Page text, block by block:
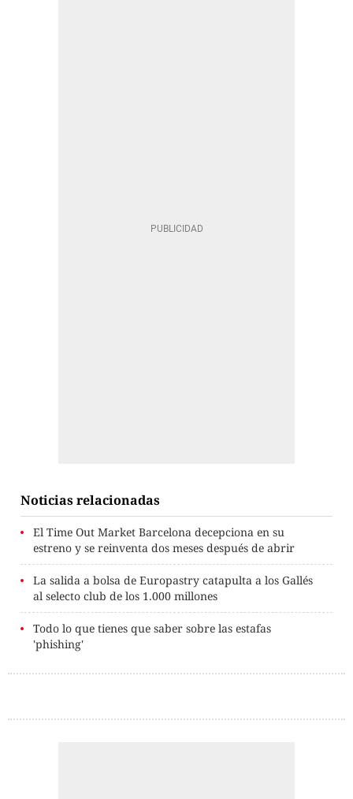
Noticias relacionadas
El Time Out Market Barcelona decepciona en su
estreno y se reinventa dos meses después de abrir
La salida a bolsa de Europastry catapulta a los Gallés
al selecto club de los 1.000 millones
Todo lo que tienes que saber sobre las estafas
'phishing'